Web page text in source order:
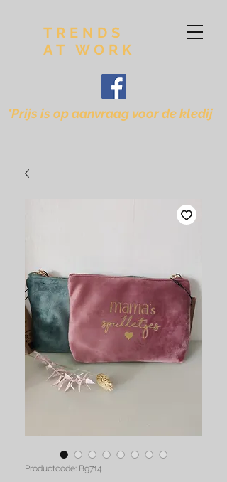
TRENDS
AT WORK
*Prijs is op aanvraag voor de kledij
Productcode: Bg714